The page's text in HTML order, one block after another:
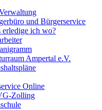
und Bürgerservice
erledige ich wo?
Ampertal e.V.
Online
Zolling